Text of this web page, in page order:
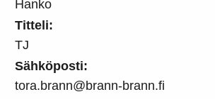
Hanko
Titteli:
TJ
Sähköposti:
tora.brann@brann-brann.fi